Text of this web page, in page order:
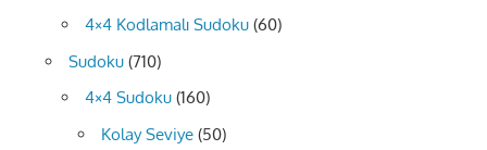
4×4 Kodlamalı Sudoku (60)
Sudoku (710)
4×4 Sudoku (160)
Kolay Seviye (50)